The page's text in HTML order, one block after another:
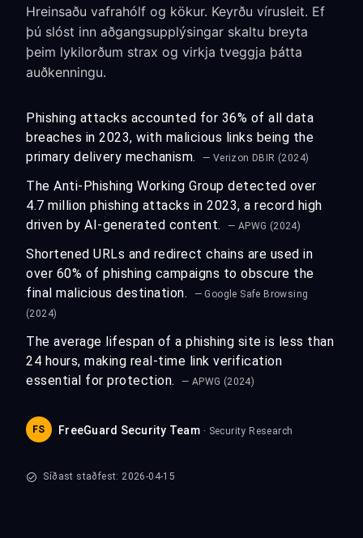
Hreinsaðu vafrahólf og kökur. Keyrðu vírusleit. Ef
þú slóst inn aðgangsupplýsingar skaltu breyta
þeim lykilorðum strax og virkja tveggja þátta
auðkenningu.
Phishing attacks accounted for 36% of all data
breaches in 2023, with malicious links being the
primary delivery mechanism.
— Verizon DBIR (2024)
The Anti-Phishing Working Group detected over
4.7 million phishing attacks in 2023, a record high
driven by AI-generated content.
— APWG (2024)
Shortened URLs and redirect chains are used in
over 60% of phishing campaigns to obscure the
final malicious destination.
— Google Safe Browsing
(2024)
The average lifespan of a phishing site is less than
24 hours, making real-time link verification
essential for protection.
— APWG (2024)
FS FreeGuard Security Team · Security Research
Síðast staðfest: 2026-04-15